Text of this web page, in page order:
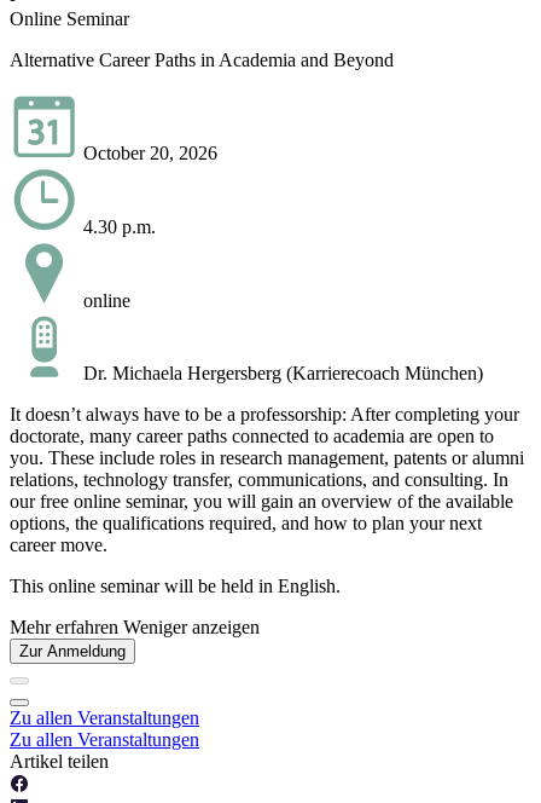
Online Seminar
Alternative Career Paths in Academia and Beyond
October 20, 2026
4.30 p.m.
online
Dr. Michaela Hergersberg (Karrierecoach München)
It doesn’t always have to be a professorship: After completing your
doctorate, many career paths connected to academia are open to
you. These include roles in research management, patents or alumni
relations, technology transfer, communications, and consulting. In
our free online seminar, you will gain an overview of the available
options, the qualifications required, and how to plan your next
career move.
This online seminar will be held in English.
Mehr erfahren Weniger anzeigen
Zur Anmeldung
Zu allen Veranstaltungen
Zu allen Veranstaltungen
Artikel teilen